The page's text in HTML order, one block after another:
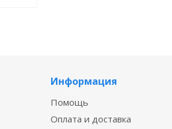
Информация
Помощь
Оплата и доставка